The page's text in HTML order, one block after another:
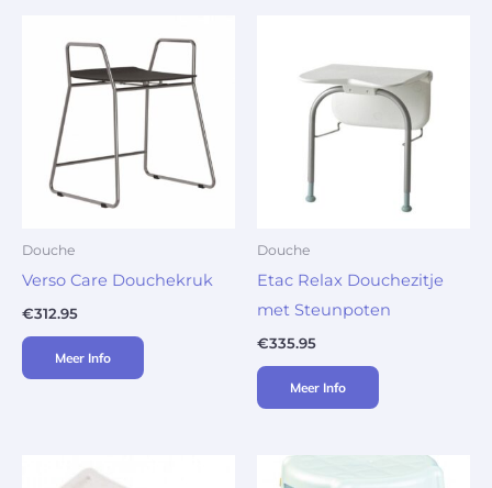
Douche
Verso Care Douchekruk
€312.95
Meer Info
Douche
Etac Relax Douchezitje
met Steunpoten
€335.95
Meer Info